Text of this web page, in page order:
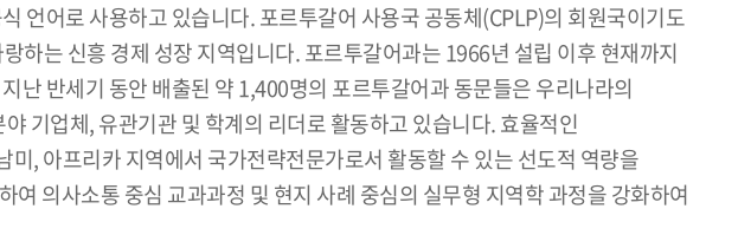
언어로 사용하고 있습니다. 포르투갈어 사용국 공동체(CPLP)의 회원국이기도
하는 신흥 경제 성장 지역입니다. 포르투갈어과는 1966년 설립 이후 현재까지
난 반세기 동안 배출된 약 1,400명의 포르투갈어과 동문들은 우리나라의
기업체, 유관기관 및 학계의 리더로 활동하고 있습니다. 효율적인
, 아프리카 지역에서 국가전략전문가로서 활동할 수 있는 선도적 역량을
의사소통 중심 교과과정 및 현지 사례 중심의 실무형 지역학 과정을 강화하여